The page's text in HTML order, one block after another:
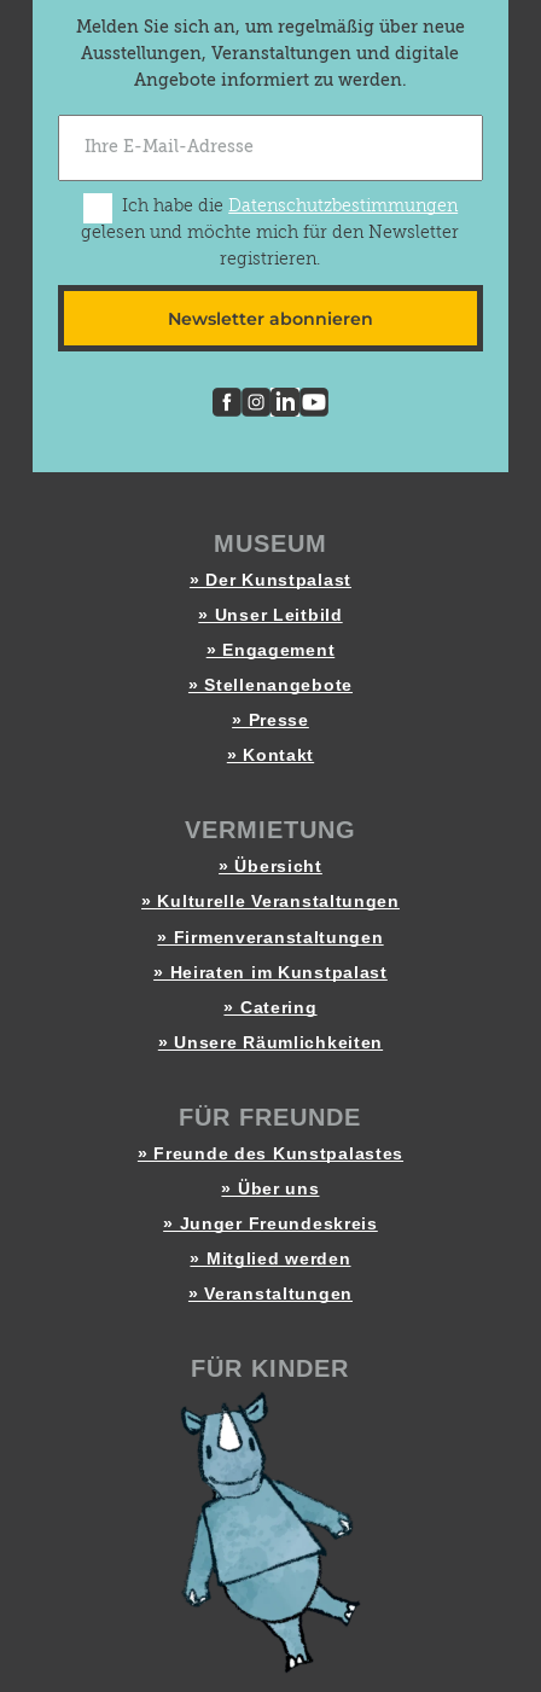
Melden Sie sich an, um regelmäßig über neue
Ausstellungen, Veranstaltungen und digitale
Angebote informiert zu werden.
Ich habe dieDatenschutzbestimmungen
gelesen und möchte mich für den Newsletter
registrieren.
Newsletter abonnieren
MUSEUM
» Der Kunstpalast
» Unser Leitbild
» Engagement
» Stellenangebote
» Presse
» Kontakt
VERMIETUNG
» Übersicht
» Kulturelle Veranstaltungen
» Firmenveranstaltungen
» Heiraten im Kunstpalast
» Catering
» Unsere Räumlichkeiten
FÜR FREUNDE
» Freunde des Kunstpalastes
» Über uns
» Junger Freundeskreis
» Mitglied werden
» Veranstaltungen
FÜR KINDER